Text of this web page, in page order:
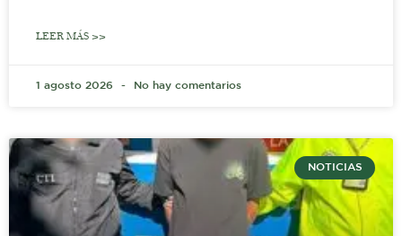
LEER MÁS >>
1 agosto 2026 No hay comentarios
NOTICIAS